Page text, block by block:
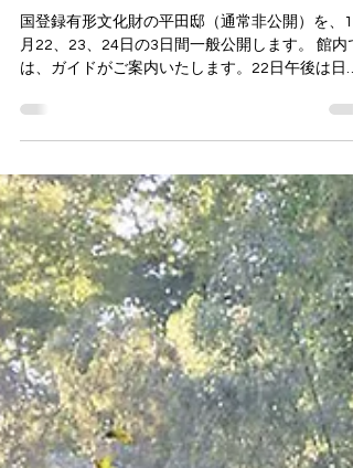
🍁平田邸 秋の特別公開２０２
５のお知らせ🍁
国登録有形文化財の平田邸（通常非公開）を、11
市咸宜園解説員による廣瀬一門の書についての解
説も行います。 見学料は600円。 「桐箱入りお花
のおはぎ」をつめたお土産付きは、見学料込で
1800円です。 桐箱は地元中津の「増矢桐箱店」
ま作成で、平田家の家紋入りです。 また、「あ
このお花クッキー」も販売予定です。 おはぎ・
ッキーとも、この日のための平田邸特製になりま
す。 耶馬溪の紅葉とあわせて、文化財建造物と
屋敷を彩る書画、邸宅に伝わる色とりどりの器を
お楽しみください♬